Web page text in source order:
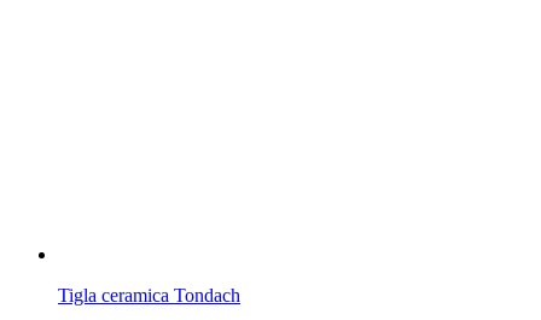
Tigla ceramica Tondach